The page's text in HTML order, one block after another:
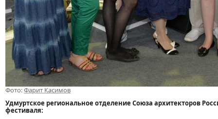
Фото:Фарит Касимов
Удмуртское региональное отделение Союза архитекторов
фестиваля: